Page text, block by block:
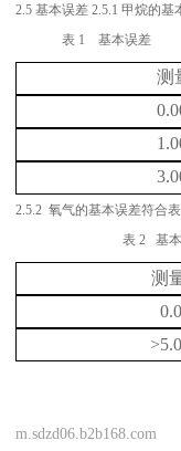
2.5 基本误差 2.5.1 甲烷的基
表 1 基
测
2.5.2氧气的基本误差符合表
表 2
测
m.sdzd06.b2b168.com